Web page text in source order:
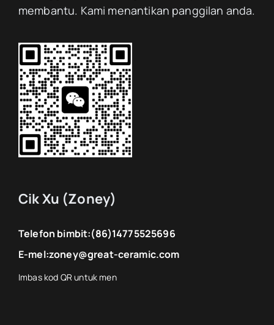
membantu. Kami menantikan panggilan anda.
Cik Xu (Zoney)
Telefon bimbit:(86)14775525696
E-mel:zoney@great-ceramic.com